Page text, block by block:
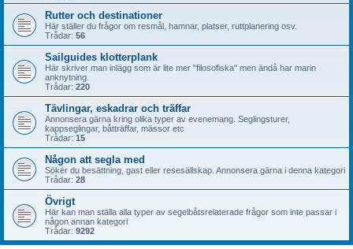
Rutter och destinationer
Här ställer du frågor om resmål, hamnar, platser, ruttplanering osv.
Trådar: 56
Sailguides klotterplank
Här skriver man inlägg som är lite mer "filosofiska" men ändå har marin
anknytning.
Trådar: 220
Tävlingar, eskadrar och träffar
Annonsera gärna kring olika typer av evenemang. Seglingsturer,
kappseglingar, båtträffar, mässor etc
Trådar: 15
Någon att segla med
Söker du besättning, gast eller resesällskap. Annonsera gärna i denna kategori
Trådar: 28
Övrigt
Här kan man ställa alla typer av segelbåtsrelaterade frågor som inte passar i
någon annan kategori
Trådar: 9292